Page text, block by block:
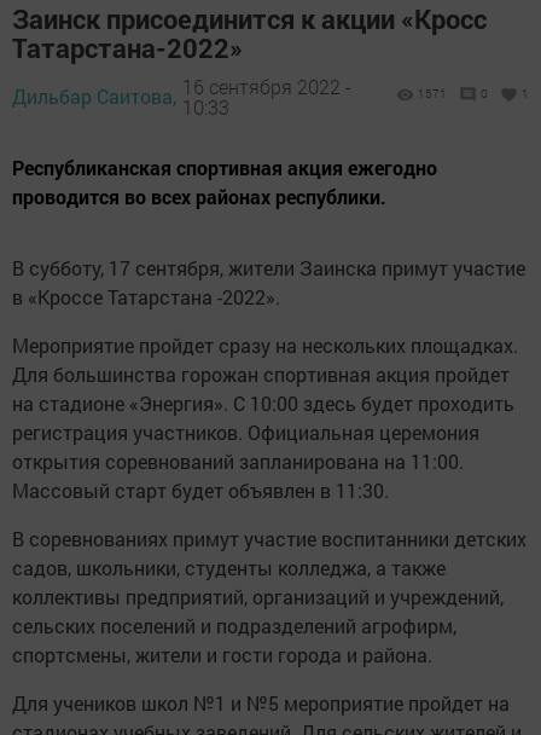
Заинск присоединится к акции «Кросс
Татарстана-2022»
Дильбар Саитова, 16 сентября 2022 -
10:33
1571 0 1
Республиканская спортивная акция ежегодно
проводится во всех районах республики.
В субботу, 17 сентября, жители Заинска примут участие
в «Кроссе Татарстана -2022».
Мероприятие пройдет сразу на нескольких площадках.
Для большинства горожан спортивная акция пройдет
на стадионе «Энергия». С 10:00 здесь будет проходить
регистрация участников. Официальная церемония
открытия соревнований запланирована на 11:00.
Массовый старт будет объявлен в 11:30.
В соревнованиях примут участие воспитанники детских
садов, школьники, студенты колледжа, а также
коллективы предприятий, организаций и учреждений,
сельских поселений и подразделений агрофирм,
спортсмены, жители и гости города и района.
Для учеников школ №1 и №5 мероприятие пройдет на